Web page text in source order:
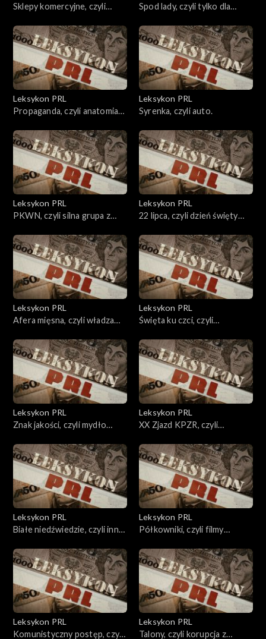
Sklepy komercyjne, czyli
Spod lady, czyli tylko dla
Leksykon PRL
Propaganda, czyli anatomia
Leksykon PRL
Syrenka, czyli auto.
Leksykon PRL
PKWN, czyli silna grupa z
Leksykon PRL
22 lipca, czyli dzień święty
Leksykon PRL
Afera mięsna, czyli władza
Leksykon PRL
Święta ku czci, czyli
Leksykon PRL
Znak jakości, czyli mydło
Leksykon PRL
XX Zjazd KPZR, czyli
Leksykon PRL
Białe niedźwiedzie, czyli inny
Leksykon PRL
Półkowniki, czyli filmy
Leksykon PRL
Komunistyczny postęp, czyli
Leksykon PRL
Talony, czyli korupcja z